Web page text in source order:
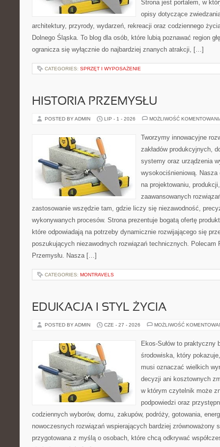
Strona jest portalem, w
opisy dotyczące
architektury, przyrody, wydarzeń, rekreacji oraz codziennego
Dolnego Śląska. To blog dla osób, które lubią poznawać region
ogranicza się wyłącznie do najbardziej znanych atrakcji, […]
CATEGORIES: SPRZĘT I WYPOSAŻENIE
HISTORIA PRZEMYSŁU
POSTED BY ADMIN LIP - 1 - 2026 MOŻLIWOŚĆ
Tworzymy innowacyjne
zakładów produkcyjnych,
systemy oraz urządzenia
wysokociśnieniową. Nasza
na projektowaniu,
zaawansowanych
zastosowanie wszędzie tam, gdzie liczy się niezawodność,
wykonywanych procesów. Strona prezentuje bogatą ofertę
które odpowiadają na potrzeby dynamicznie rozwijającego się
poszukujących niezawodnych rozwiązań technicznych. Polecam
Przemysłu. Nasza […]
CATEGORIES: MONTRAVELS
EDUKACJA I STYL ŻYCIA
POSTED BY ADMIN CZE - 27 - 2026 MOŻLIWOŚĆ
Ekos-Sułów to praktyczny
środowiska, który
musi oznaczać wielkich
decyzji ani kosztownych
w którym czytelnik może
podpowiedzi oraz
codziennych wyborów, domu, zakupów, podróży, gotowania,
nowoczesnych rozwiązań wspierających bardziej zrównoważony
przygotowana z myślą o osobach, które chcą odkrywać